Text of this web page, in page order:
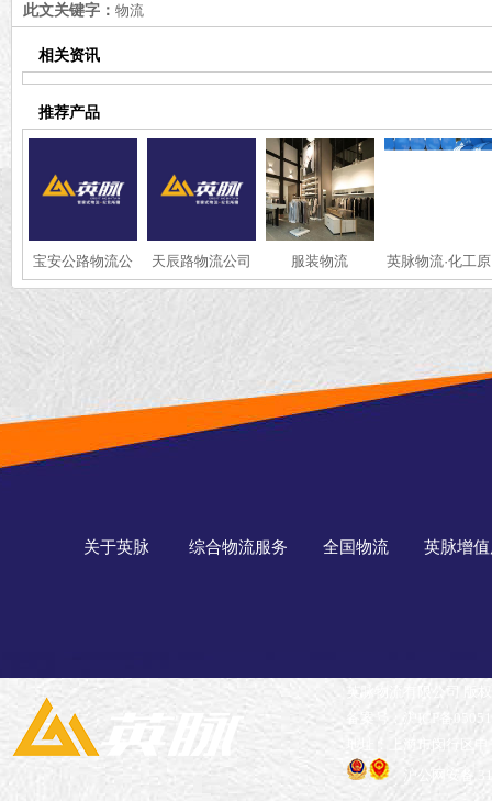
此文关键字： 物流
相关资讯
推荐产品
宝安公路物流公
司
天辰路物流公司 服装物流
英脉物流·化工原
料·全国冷链运输
关于英脉 综合物流服务 全国物流 英脉增
英脉物流有限公司 版
备案号：沪ICP备
地址：上海市闵行区